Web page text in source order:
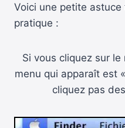
Voici une petite
pratique :
Si vous cliquez sur
menu qui apparaît est
cliquez pas